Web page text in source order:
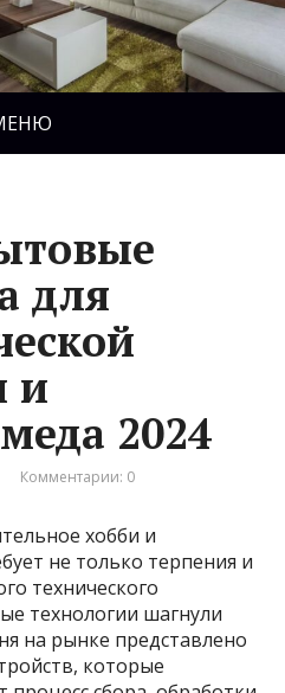
для
и
2024
Комментарии: 0
хобби и
не только терпения и
технического
технологии шагнули
на рынке представлено
которые